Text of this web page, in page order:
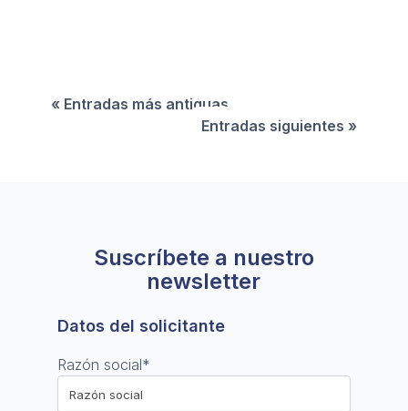
« Entradas más antiguas
Entradas siguientes »
Suscríbete a nuestro
newsletter
Datos del solicitante
Razón social*